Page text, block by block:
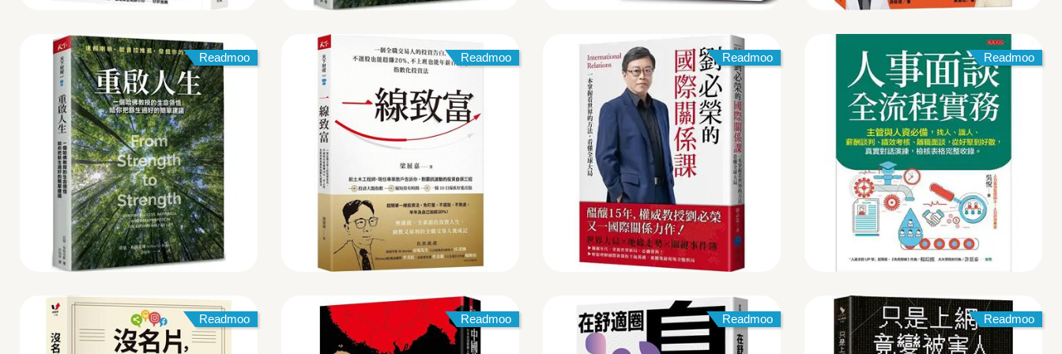
Readmoo Readmoo Readmoo Readmoo
Readmoo Readmoo Readmoo Readmoo